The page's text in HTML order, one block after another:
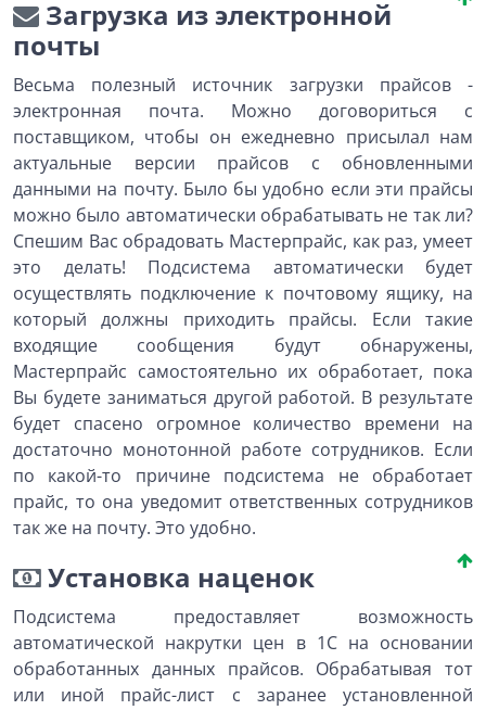
Загрузка из электронной
почты
Весьма полезный источник загрузки прайсов -
электронная почта. Можно договориться с
поставщиком, чтобы он ежедневно присылал нам
актуальные версии прайсов с обновленными
данными на почту. Было бы удобно если эти прайсы
можно было автоматически обрабатывать не так ли?
Спешим Вас обрадовать Мастерпрайс, как раз, умеет
это делать! Подсистема автоматически будет
осуществлять подключение к почтовому ящику, на
который должны приходить прайсы. Если такие
входящие сообщения будут обнаружены,
Мастерпрайс самостоятельно их обработает, пока
Вы будете заниматься другой работой. В результате
будет спасено огромное количество времени на
достаточно монотонной работе сотрудников. Если
по какой-то причине подсистема не обработает
прайс, то она уведомит ответственных сотрудников
так же на почту. Это удобно.
Установка наценок
Подсистема предоставляет возможность
автоматической накрутки цен в 1С на основании
обработанных данных прайсов. Обрабатывая тот
или иной прайс-лист с заранее установленной